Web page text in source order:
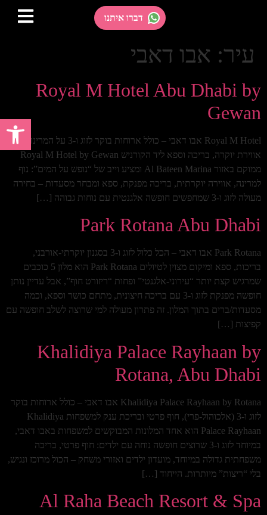
דברו איתנו
עיר: אבו דאבי
Royal M Hotel Abu Dhabi by
Gewan
Royal M Hotel אבו דאבי – כולל ארוחות בוקר לזוג ו-3 על המרינה,
אווירת יוקרה, בריכה וספא ליד הקורניש Royal M Hotel by Gewan
ממוקם באזור Al Bateen Marina ומציע וייב של “נופש על המים”: נוף
למרינה, אווירה יוקרתית, בריכה מפנקת, ספא ומבחר מסעדות – בחירה
מעולה לזוג ו-3 שמחפשים חופשה אלגנטית עם נוחות גבוהה […]
Park Rotana Abu Dhabi
Park Rotana אבו דאבי – הכל כלול לזוג ו-3 בסגנון יוקרתי-אורבני,
בריכות, ספא ומיקום מצוין לטיולים Park Rotana הוא מלון 5 כוכבים
שמרגיש קצת יותר “עירוני-אלגנטי” ופחות “ריזורט חוף”, אבל עדיין נותן
חופשה מפנקת לזוג ו-3 עם בריכה חיצונית, מתחם כושר וספא, וכמה
מסעדות/ברים בתוך המלון. זה פתרון מעולה למי שרוצה לשלב חופשה עם
קפיצות […]
Khalidiya Palace Rayhaan by
Rotana, Abu Dhabi
Khalidiya Palace Rayhaan by Rotana אבו דאבי – כולל ארוחות בוקר
לזוג ו-3 (אלכוהול-פרי), חוף פרטי ובריכת ענק למשפחות Khalidiya
Palace Rayhaan הוא אחד המלונות המבוקשים למשפחות באבו דאבי,
במיוחד לזוג ו-3 שרוצים חופשה נוחה עם ילדים: חוף פרטי, בריכה
משפחתית גדולה במיוחד, מועדון ילדים ואזורי משחק – הכול מרוכז ונגיש,
בלי “ריצות” מיותרות. הייחוד […]
Al Raha Beach Resort & Spa